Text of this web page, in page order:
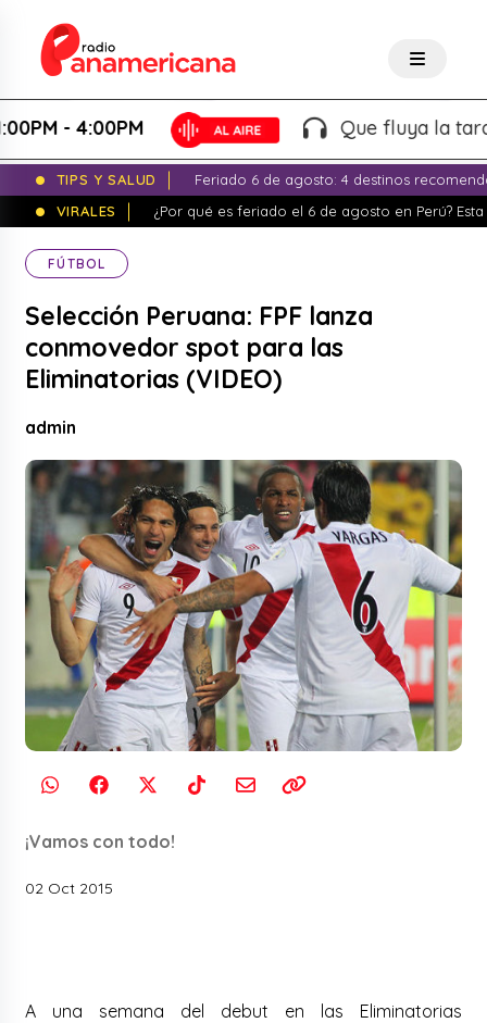
- 4:00PM Que fluya la tarde! -
TIPS Y SALUD
Feriado 6 de agosto: 4 destinos
VIRALES
¿Por qué es feriado el 6 de agosto en Perú?
FÚTBOL
Selección Peruana: FPF lanza
conmovedor spot para las
Eliminatorias (VIDEO)
admin
¡Vamos con todo!
02 Oct 2015
A una semana del debut en las Eliminatorias